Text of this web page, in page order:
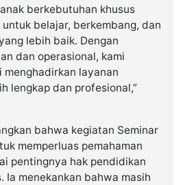
berkebutuhan khusus
belajar, berkembang, dan
lebih baik. Dengan
dan operasional, kami
layanan
lengkap dan profesional,”
bahwa kegiatan Seminar
memperluas pemahaman
pentingnya hak pendidikan
Ia menekankan bahwa masih